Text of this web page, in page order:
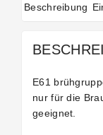
Beschreibung
E61
nur für die
geeignet.